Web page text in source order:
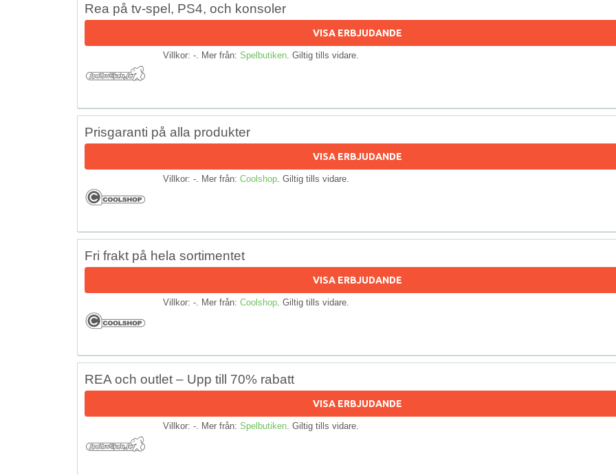
Rea på tv-spel, PS4, och konsoler
VISA ERBJUDANDE
Villkor: -. Mer från: Spelbutiken . Giltig tills vidare.
Prisgaranti på alla produkter
VISA ERBJUDANDE
Villkor: -. Mer från: Coolshop . Giltig tills vidare.
Fri frakt på hela sortimentet
VISA ERBJUDANDE
Villkor: -. Mer från: Coolshop . Giltig tills vidare.
REA och outlet – Upp till 70% rabatt
VISA ERBJUDANDE
Villkor: -. Mer från: Spelbutiken . Giltig tills vidare.